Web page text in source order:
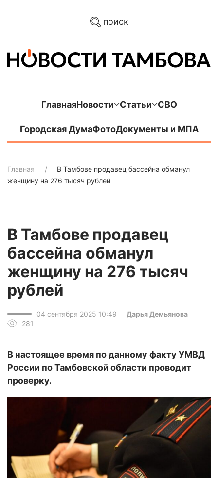
поиск
ГлавнаяНовости Статьи СВО
Городская ДумаФотоДокументы и МПА
Главная
В Тамбове продавец бассейна обманул
женщину на 276 тысяч рублей
В Тамбове продавец
бассейна обманул
женщину на 276 тысяч
рублей
04 сентября 2025 10:49
Дарья Демьянова
281
В настоящее время по данному факту УМВД
России по Тамбовской области проводит
проверку.